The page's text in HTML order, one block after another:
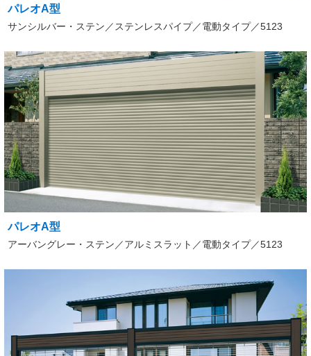
パレオA型
サンシルバー・ステン／ステンレスパイプ／電動タイプ／5123
パレオA型
アーバングレー・ステン／アルミスラット／電動タイプ／5123